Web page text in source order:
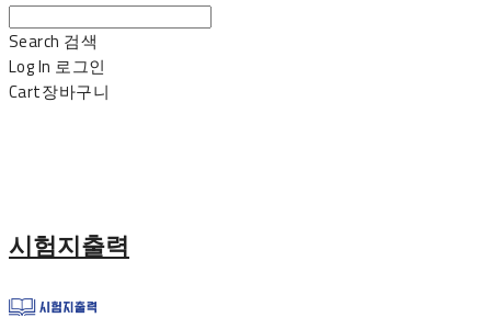
Search 검색
Log In 로그인
Cart장바구니
시험지출력